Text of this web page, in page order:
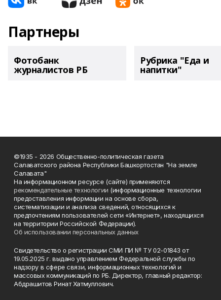
Партнеры
Фотобанк
журналистов РБ
Рубрика "Еда и
напитки"
©1935 - 2026 Общественно-политическая газета
Салаватского района Республики Башкортостан "На земле
Салавата"
На информационном ресурсе (сайте) применяются
рекомендательные технологии (информационные технологии
предоставления информации на основе сбора,
систематизации и анализа сведений, относящихся к
предпочтениям пользователей сети «Интернет», находящихся
на территории Российской Федерации).
Об использовании персональных данных
Свидетельство о регистрации СМИ ПИ № ТУ 02-01843 от
19.05.2025 г. выдано управлением Федеральной службы по
надзору в сфере связи, информационных технологий и
массовых коммуникаций по РБ. Директор, главный редактор:
Абдрашитов Ринат Хатмуллович.